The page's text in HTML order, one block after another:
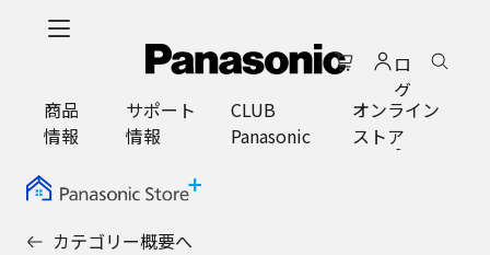
ロ
グ
イ
ン
商品
情報
サポート
情報
CLUB
Panasonic
オンライン
ストア
カテゴリー概要へ